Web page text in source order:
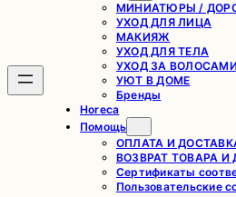
МИНИАТЮРЫ /
УХОД ДЛЯ ЛИЦА
МАКИЯЖ
УХОД ДЛЯ ТЕЛА
УХОД ЗА ВОЛОСАМИ
УЮТ В ДОМЕ
Бренды
Horeca
Помощь
ОПЛАТА И
ВОЗВРАТ ТОВАРА
Сертификаты
Пользовательские